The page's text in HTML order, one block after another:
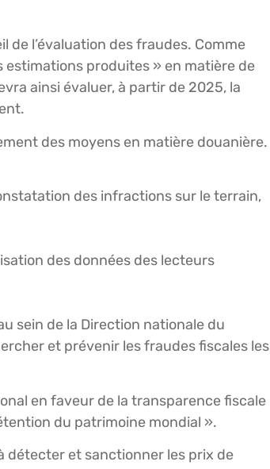
l’évaluation des fraudes. Comme
estimations produites » en matière de
ainsi évaluer, à partir de 2025, la
des moyens en matière douanière.
des infractions sur le terrain,
des données des lecteurs
sein de la Direction nationale du
et prévenir les fraudes fiscales les
en faveur de la transparence fiscale
du patrimoine mondial ».
détecter et sanctionner les prix de